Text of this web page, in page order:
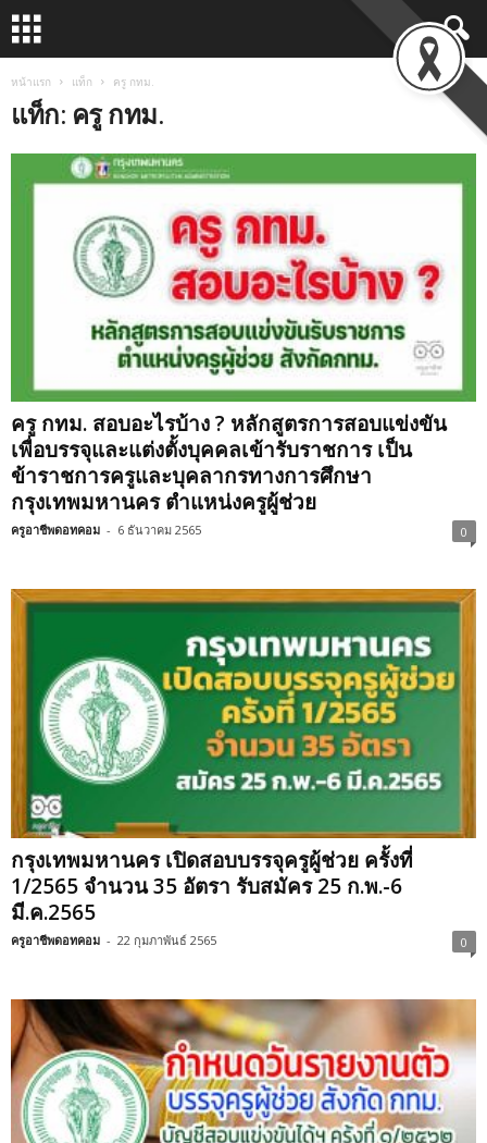
หน้าแรก แท็ก ครู กทม.
แท็ก: ครู กทม.
ครู กทม. สอบอะไรบ้าง ? หลักสูตรการสอบแข่งขัน
เพื่อบรรจุและแต่งตั้งบุคคลเข้ารับราชการ เป็น
ข้าราชการครูและบุคลากรทางการศึกษา
กรุงเทพมหานคร ตำแหน่งครูผู้ช่วย
ครูอาชีพดอทคอม - 6 ธันวาคม 2565 0
กรุงเทพมหานคร เปิดสอบบรรจุครูผู้ช่วย ครั้งที่
1/2565 จำนวน 35 อัตรา รับสมัคร 25 ก.พ.-6
มี.ค.2565
ครูอาชีพดอทคอม - 22 กุมภาพันธ์ 2565 0